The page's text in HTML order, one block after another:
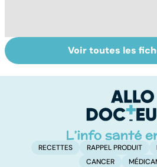
Tout savoir sur
les infections
Voir toutes les
RECETTES RAPPEL PRODUIT
CANCER